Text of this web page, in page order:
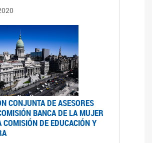
CONJUNTA DE ASESORES
BANCA DE LA MUJER
COMISIÓN DE EDUCACIÓN Y